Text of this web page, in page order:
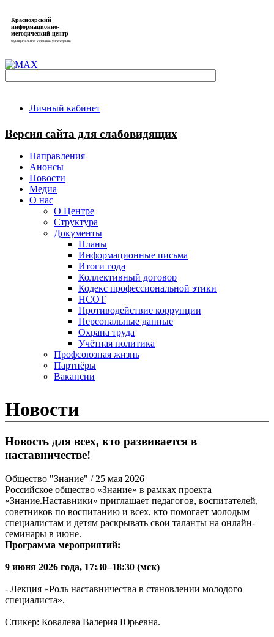
Красноярский
информационно-
методический центр
муниципальное казённое учреждение
Личный кабинет
Версия сайта для слабовидящих
Направления
Анонсы
Новости
Медиа
О нас
О Центре
Структура
Документы
Планы
Информационные письма
Итоги года
Коллективный договор
Кодекс профессиональной этики
НСОТ
Противодействие коррупции
Персональные данные
Охрана труда
Учётная политика
Профсоюзная жизнь
Партнёры
Вакансии
Новости
Новость для всех, кто развивается в
наставничестве!
Общество "Знание" / 25 мая 2026
Российское общество «Знание» в рамках проекта
«Знание.Наставники» приглашает педагогов, воспитателей,
советников по воспитанию и всех, кто помогает молодым
специалистам и детям раскрывать свои таланты на онлайн-
семинары в июне.
Программа мероприятий:
9 июня 2026 года, 17:30–18:30 (мск)
- Лекция «Роль наставничества в становлении молодого
специалиста».
Спикер: Ковалева Валерия Юрьевна.